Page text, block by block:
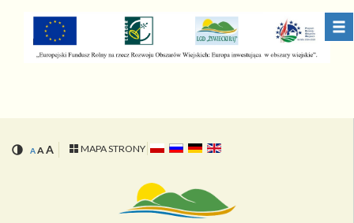
Przejdź
menu
Przejdź
treści
AAA MAPA STRONY